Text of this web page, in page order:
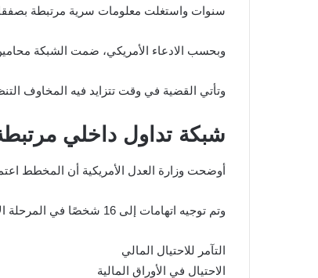
سنوات واستغلت معلومات سرية مرتبطة
وبحسب الادعاء الأمريكي، ضمت الشبكة
وتأتي القضية في وقت تتزايد فيه المخاوف
شبكة تداول داخلي
أوضحت وزارة العدل الأمريكية أن المخطط
وتم توجيه اتهامات إلى 16 شخصًا في المرحلة الأولى، شملت:
التآمر للاحتيال المالي
الاحتيال في الأوراق المالية